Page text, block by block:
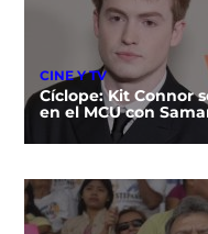
CINE Y TV
Cíclope: Kit Connor
en el MCU con